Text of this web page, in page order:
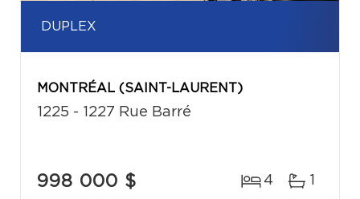
DUPLEX
MONTRÉAL (SAINT-LAURENT)
1225 - 1227 Rue Barré
998 000 $ 4 1